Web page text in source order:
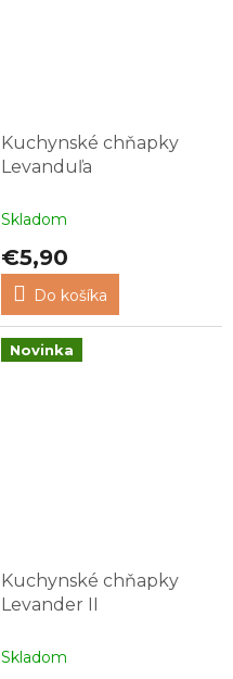
Kuchynské chňapky
Levanduľa
Skladom
€5,90
Do košíka
Novinka
Kuchynské chňapky
Levander II
Skladom